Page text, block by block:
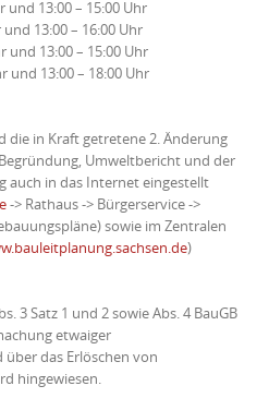
13:00 – 15:00 Uhr
13:00 – 16:00 Uhr
13:00 – 15:00 Uhr
13:00 – 18:00 Uhr
die in Kraft getretene 2. Änderung
Umweltbericht und der
auch in das Internet eingestellt
-> Rathaus -> Bürgerservice ->
sowie im Zentralen
)
3 Satz 1 und 2 sowie Abs. 4 BauGB
etwaiger
das Erlöschen von
hingewiesen.